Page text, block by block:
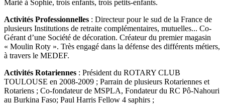
Marié à Sophie, trois enfants, trois petits-enfants.
Activités Professionnelles : Directeur pour le sud de la France de
plusieurs Institutions de retraite complémentaires, mutuelles... Co-
Gérant d’une Société de décoration. Créateur du premier magasin
« Moulin Roty ». Très engagé dans la défense des différents métiers,
à travers le MEDEF.
Activités Rotariennes : Président du ROTARY CLUB
TOULOUSE en 2008-2009 ; Parrain de plusieurs Rotariennes et
Rotariens ; Co-fondateur de MSPLA, Fondateur du RC Pô-Nahouri
au Burkina Faso; Paul Harris Fellow 4 saphirs ;